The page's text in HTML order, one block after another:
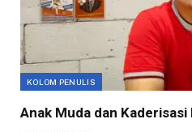
KOLOM PENULIS
Anak Muda dan